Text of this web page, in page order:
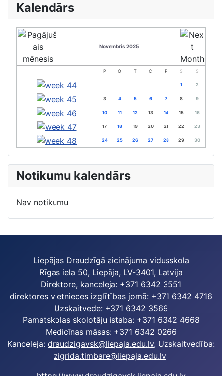
Kalendārs
Novembris 2025
P O T C P S S
1 2
3 4 5 6 7 8 9
10 11 12 13 14 15 16
17 18 19 20 21 22 23
24 25 26 27 28 29 30
Notikumu kalendārs
Nav notikumu
Liepājas Draudzīgā aicinājuma vidusskola
Rīgas iela 50, Liepāja, LV-3401, Latvija
Direktore, kanceleja: +371 6342 3551
direktores vietnieces izglītības jomā: +371 6342 4716
Uzskaitvede: +371 6342 3569
Pamatskolas skolotāju istaba: +371 6342 4668
Medicīnas māsas: +371 6342 0266
Kanceleja: draudzigavsk@liepaja.edu.lv, Uzskaitvedība:
zigrida.timbare@liepaja.edu.lv